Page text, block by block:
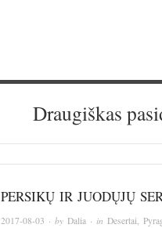
Draugiškas
PERSIKŲ IR JUODŲJŲ
2017-08-03 · by Dalia · in Desertai,